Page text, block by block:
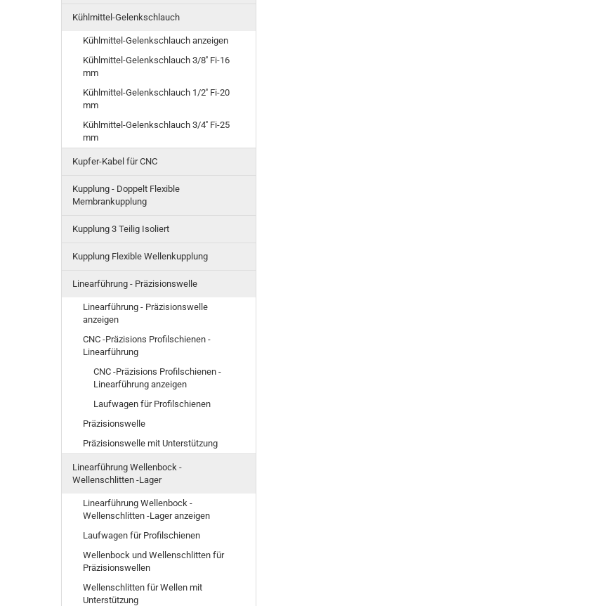
Kühlmittel-Gelenkschlauch
Kühlmittel-Gelenkschlauch anzeigen
Kühlmittel-Gelenkschlauch 3/8'' Fi-16
mm
Kühlmittel-Gelenkschlauch 1/2'' Fi-20
mm
Kühlmittel-Gelenkschlauch 3/4'' Fi-25
mm
Kupfer-Kabel für CNC
Kupplung - Doppelt Flexible
Membrankupplung
Kupplung 3 Teilig Isoliert
Kupplung Flexible Wellenkupplung
Linearführung - Präzisionswelle
Linearführung - Präzisionswelle
anzeigen
CNC -Präzisions Profilschienen -
Linearführung
CNC -Präzisions Profilschienen -
Linearführung anzeigen
Laufwagen für Profilschienen
Präzisionswelle
Präzisionswelle mit Unterstützung
Linearführung Wellenbock -
Wellenschlitten -Lager
Linearführung Wellenbock -
Wellenschlitten -Lager anzeigen
Laufwagen für Profilschienen
Wellenbock und Wellenschlitten für
Präzisionswellen
Wellenschlitten für Wellen mit
Unterstützung